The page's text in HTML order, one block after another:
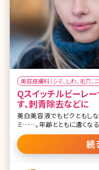
美容皮膚科（シミ、しわ、毛穴、
Qスイッチルビーレ
す、刺青除去などに
美白美容液でもビクともし
ミ……。年齢とともに濃くなる
ーザーで取るしかないのか
しょうか。とはいえ、多種多
レーザーが適しているのか分
続